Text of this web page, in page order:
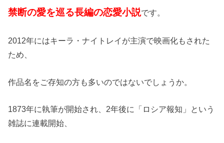
禁断の愛を巡る長編の恋愛小説です。
2012年にはキーラ・ナイトレイが主演で映画化もされた
ため、
作品名をご存知の方も多いのではないでしょうか。
1873年に執筆が開始され、2年後に「ロシア報知」という
雑誌に連載開始、